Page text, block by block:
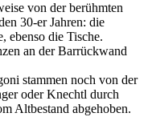
von der berühmten
30-er Jahren: die
ebenso die Tische.
an der Barrückwand
stammen noch von der
oder Knechtl durch
Altbestand abgehoben.